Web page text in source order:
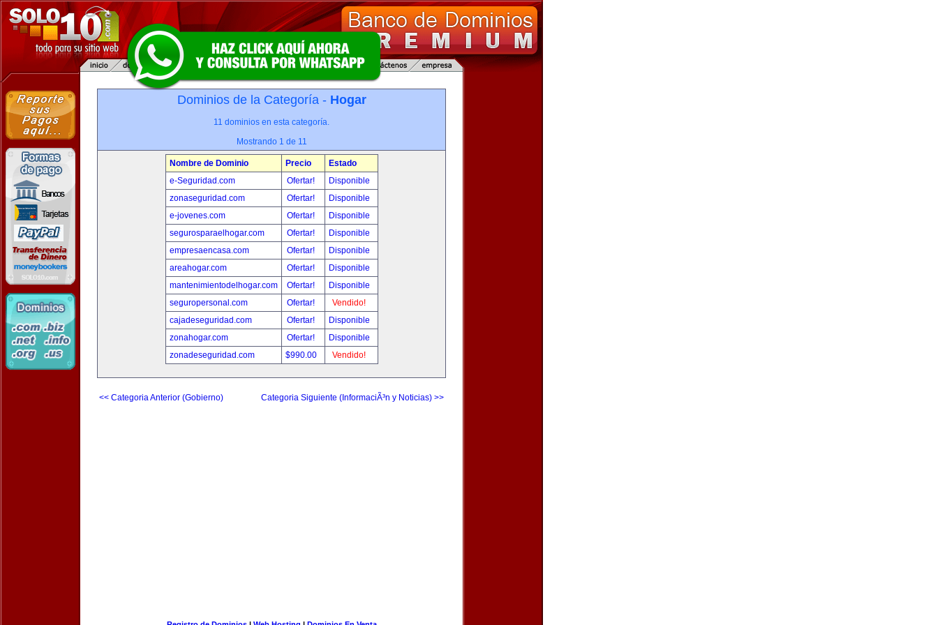
Dominios de la Categoría - Hogar
11 dominios en esta categoría.
Mostrando 1 de 11
Nombre de Dominio Precio
Estado
e-Seguridad.com
Ofertar!
Disponible
zonaseguridad.com
Ofertar!
Disponible
e-jovenes.com
Ofertar!
Disponible
segurosparaelhogar.com
Ofertar!
Disponible
empresaencasa.com
Ofertar!
Disponible
areahogar.com
Ofertar!
Disponible
mantenimientodelhogar.com
Ofertar!
Disponible
seguropersonal.com
Ofertar!
Vendido!
cajadeseguridad.com
Ofertar!
Disponible
zonahogar.com
Ofertar!
Disponible
zonadeseguridad.com
$990.00 Vendido!
<< Categoria Anterior (Gobierno) Categoria Siguiente (InformaciÃ³n y Noticias) >>